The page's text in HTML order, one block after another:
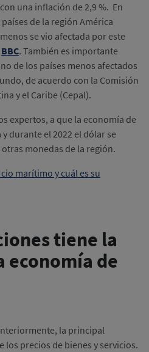
una inflación de 2,9 %. En
de la región América
se vio afectada por este
BBC. También es importante
de los países menos afectados
de acuerdo con la Comisión
y el Caribe (Cepal).
expertos, a que la economía de
durante el 2022 el dólar se
monedas de la región.
marítimo y cuál es su
tiene la
economía de
la principal
los precios de bienes y servicios.